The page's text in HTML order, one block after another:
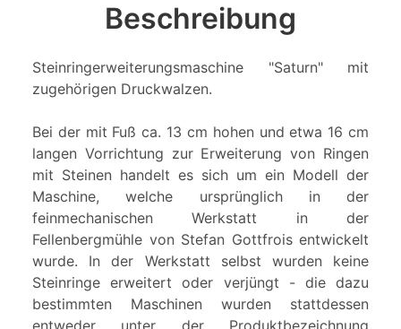
Beschreibung
Steinringerweiterungsmaschine "Saturn" mit
zugehörigen Druckwalzen.
Bei der mit Fuß ca. 13 cm hohen und etwa 16 cm
langen Vorrichtung zur Erweiterung von Ringen
mit Steinen handelt es sich um ein Modell der
Maschine, welche ursprünglich in der
feinmechanischen Werkstatt in der
Fellenbergmühle von Stefan Gottfrois entwickelt
wurde. In der Werkstatt selbst wurden keine
Steinringe erweitert oder verjüngt - die dazu
bestimmten Maschinen wurden stattdessen